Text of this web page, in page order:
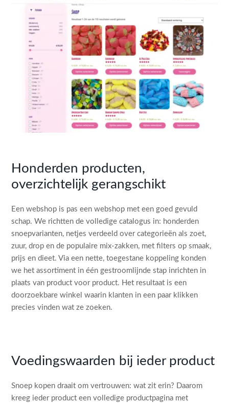
Honderden producten,
overzichtelijk gerangschikt
Een webshop is pas een webshop met een goed gevuld
schap. We richtten de volledige catalogus in: honderden
snoepvarianten, netjes verdeeld over categorieën als zoet,
zuur, drop en de populaire mix-zakken, met filters op smaak,
prijs en dieet. Via een nette, toegestane koppeling konden
we het assortiment in één gestroomlijnde stap inrichten in
plaats van product voor product. Het resultaat is een
doorzoekbare winkel waarin klanten in een paar klikken
precies vinden wat ze zoeken.
Voedingswaarden bij ieder product
Snoep kopen draait om vertrouwen: wat zit erin? Daarom
kreeg ieder product een volledige productpagina met